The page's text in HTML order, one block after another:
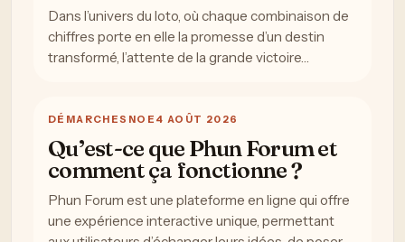
Dans l’univers du loto, où chaque combinaison de
chiffres porte en elle la promesse d’un destin
transformé, l’attente de la grande victoire…
DÉMARCHES NOE 4 AOÛT 2026
Qu’est-ce que Phun Forum et
comment ça fonctionne ?
Phun Forum est une plateforme en ligne qui offre
une expérience interactive unique, permettant